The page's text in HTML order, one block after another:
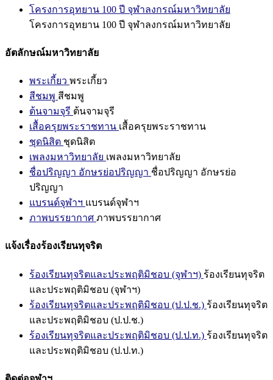
โครงการอุทยาน 100 ปี จุฬาลงกรณ์มหาวิทยาลัย
โครงการอุทยาน 100 ปี จุฬาลงกรณ์มหาวิทยาลัย
อัตลักษณ์มหาวิทยาลัย
พระเกี้ยว พระเกี้ยว
สีชมพู สีชมพู
ต้นจามจุรี ต้นจามจุรี
เสื้อครุยพระราชทาน เสื้อครุยพระราชทาน
ชุดนิสิต ชุดนิสิต
เพลงมหาวิทยาลัย เพลงมหาวิทยาลัย
ชื่อปริญญา อักษรย่อปริญญา ชื่อปริญญา อักษรย่อ
ปริญญา
แบรนด์จุฬาฯ แบรนด์จุฬาฯ
ภาพบรรยากาศ ภาพบรรยากาศ
แจ้งเรื่องร้องเรียนทุจริต
ร้องเรียนทุจริตและประพฤติมิชอบ (จุฬาฯ) ร้องเรียนทุจริต
และประพฤติมิชอบ (จุฬาฯ)
ร้องเรียนทุจริตและประพฤติมิชอบ (ป.ป.ช.) ร้องเรียนทุจริต
และประพฤติมิชอบ (ป.ป.ช.)
ร้องเรียนทุจริตและประพฤติมิชอบ (ป.ป.ท.) ร้องเรียนทุจริต
และประพฤติมิชอบ (ป.ป.ท.)